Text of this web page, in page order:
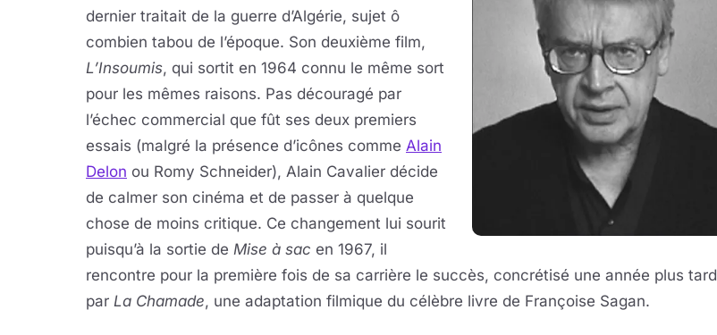
dernier traitait de la guerre d’Algérie, sujet ô
combien tabou de l’époque. Son deuxième film,
L’Insoumis, qui sortit en 1964 connu le même sort
pour les mêmes raisons. Pas découragé par
l’échec commercial que fût ses deux premiers
essais (malgré la présence d’icônes comme Alain
Delon ou Romy Schneider), Alain Cavalier décide
de calmer son cinéma et de passer à quelque
chose de moins critique. Ce changement lui sourit
puisqu’à la sortie de Mise à sac en 1967, il
rencontre pour la première fois de sa carrière le succès, concrétisé une année plus tard
par La Chamade, une adaptation filmique du célèbre livre de Françoise Sagan.